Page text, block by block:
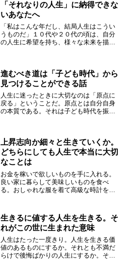
「それなりの人生」に納得できな
いあなたへ
「私はこんな年だし、結局人生はこうい
うものだ」１０代や２０代の頃は、自分
の人生に希望を持ち、様々な未来を描
生に納得しようとする。そし...
進むべき道は「子ども時代」から
見つけることができる話
人生に迷ったときに大切なのは「原点に
戻る」ということだ。原点とは自分自身
の本質である。それは子ども時代を振り
か。誰とどのような人間関...
上昇志向か細々と生きていくか。
どちらにしても人生で本当に大切
なことは
お金を稼いで欲しいものを手に入れる。
良い家に暮らして美味しいものを食べ
る。おしゃれな服を着て高級な時計をつ
きっと楽しいし、生きている喜びを感じ
られる豊かな暮らしだ。ただ...
生きるに値する人生を生きる。そ
れがこの世に生まれた意味
人生はたった一度きり。人生を生きる価
値のあるものにするか。それとも不満だ
らけで後悔ばかりの人生にするか。その